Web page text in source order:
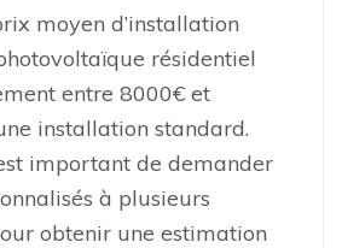
moyen d’installation
résidentiel
entre 8000€ et
installation standard.
important de demander
à plusieurs
obtenir une estimation